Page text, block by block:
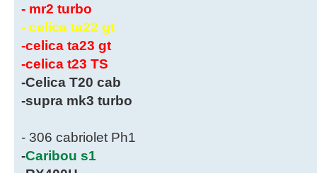
- mr2 turbo
- celica ta22 gt
-celica ta23 gt
-celica t23 TS
-Celica T20 cab
-supra mk3 turbo
- 306 cabriolet Ph1
-Caribou s1